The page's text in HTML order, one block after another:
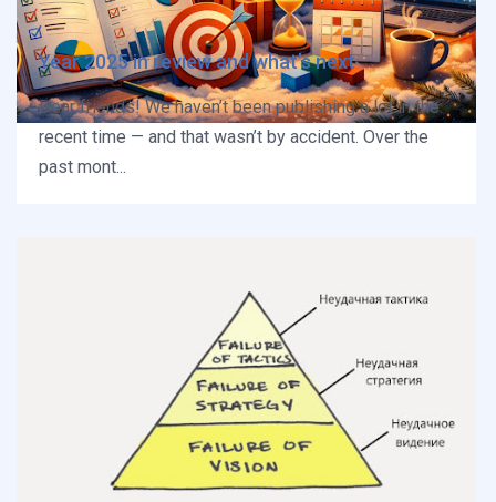
Year 2025 in review and what’s next
Dear friends! We haven’t been publishing a lot in the
recent time — and that wasn’t by accident. Over the
past mont...